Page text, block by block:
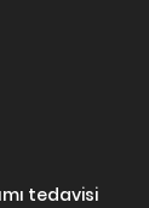
tedavisi